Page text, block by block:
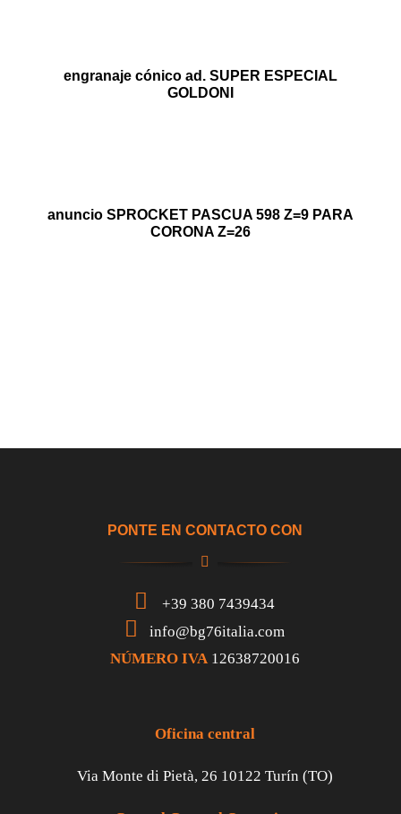
engranaje cónico ad. SUPER ESPECIAL
GOLDONI
anuncio SPROCKET PASCUA 598 Z=9 PARA
CORONA Z=26
PONTE EN CONTACTO CON
+39 380 7439434
info@bg76italia.com
NÚMERO IVA 12638720016
Oficina central
Via Monte di Pietà, 26 10122 Turín (TO)